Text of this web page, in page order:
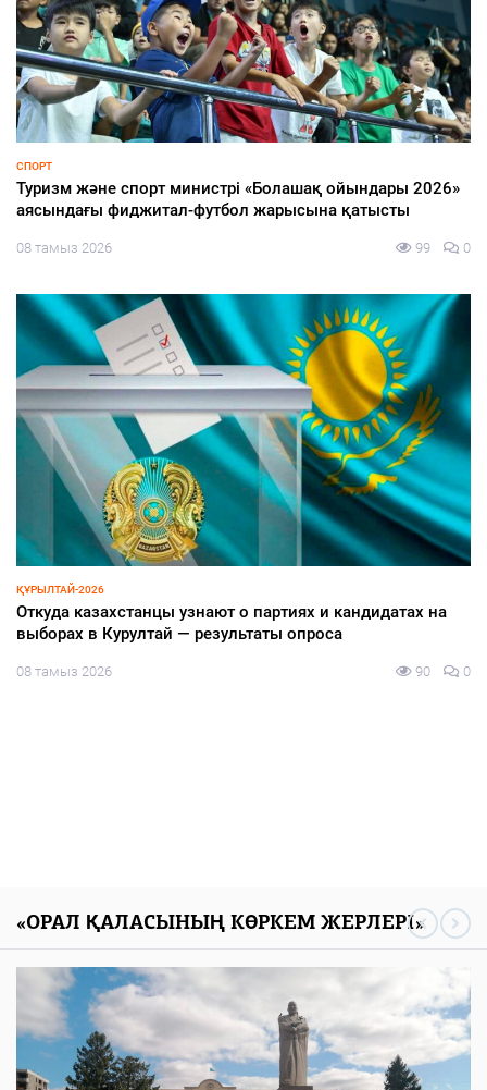
СПОРТ
Туризм және спорт министрі «Болашақ ойындары 2026»
аясындағы фиджитал-футбол жарысына қатысты
08 тамыз 2026 99 0
ҚҰРЫЛТАЙ-2026
Откуда казахстанцы узнают о партиях и кандидатах на
выборах в Курултай — результаты опроса
08 тамыз 2026 90 0
«ОРАЛ ҚАЛАСЫНЫҢ КӨРКЕМ ЖЕРЛЕРІ»